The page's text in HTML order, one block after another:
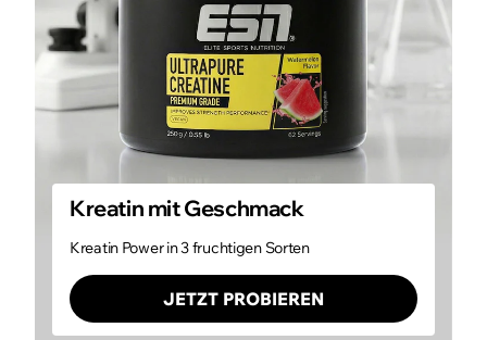
Kreatin mit Geschmack
Kreatin Power in 3 fruchtigen Sorten
JETZT PROBIEREN